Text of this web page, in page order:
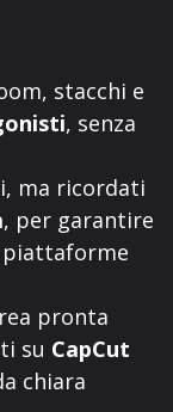
stacchi e
, senza
ma ricordati
, per garantire
pronta
su CapCut
chiara